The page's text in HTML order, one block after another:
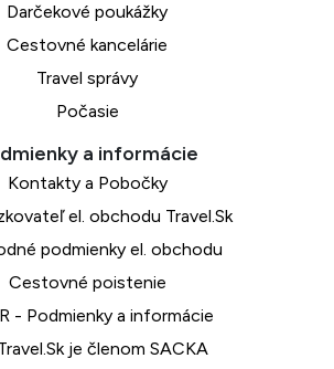
Darčekové poukážky
Cestovné kancelárie
Travel správy
Počasie
Kontakty a Pobočky
el. obchodu Travel.Sk
podmienky el. obchodu
Cestovné poistenie
- Podmienky a informácie
je členom SACKA